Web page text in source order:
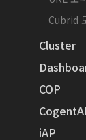
Cubrid
Cluster
COP
CogentAI
iAP